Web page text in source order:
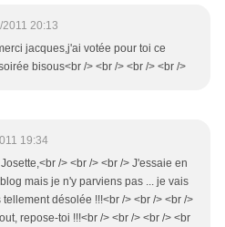
2011 20:13
jacques,j'ai votée pour toi ce
bisous<br /> <br /> <br /> <br />
19:34
/> <br /> <br /> J'essaie en
mais je n'y parviens pas ... je vais
désolée !!!<br /> <br /> <br />
repose-toi !!!<br /> <br /> <br /> <br